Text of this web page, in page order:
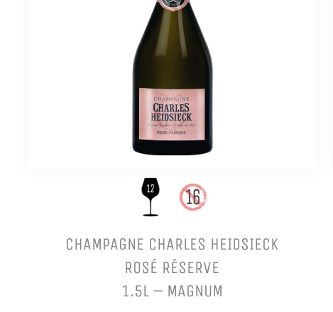
CHAMPAGNE CHARLES HEIDSIECK
ROSÉ RÉSERVE
1.5L – MAGNUM